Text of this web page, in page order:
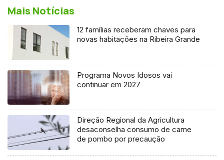
Mais Notícias
12 famílias receberam chaves para
novas habitações na Ribeira Grande
Programa Novos Idosos vai
continuar em 2027
Direção Regional da Agricultura
desaconselha consumo de carne
de pombo por precaução